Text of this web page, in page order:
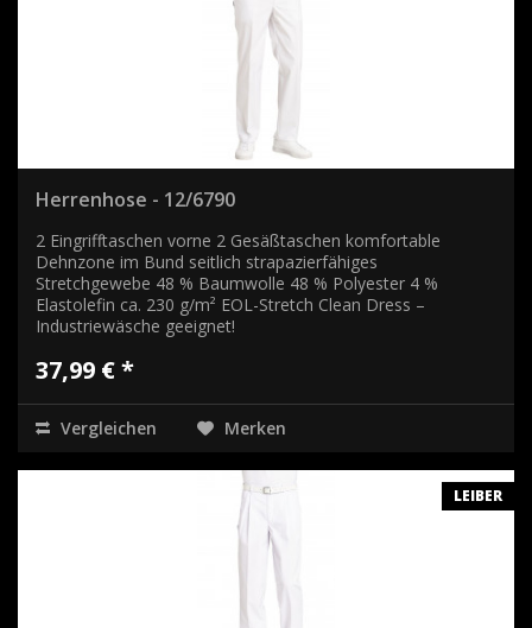
Herrenhose - 12/6790
2 Eingrifftaschen vorne 2 Gesäßtaschen komfortable
Dehnzone im Bund seitlich strapazierfähiges
Stretchgewebe 48 % Baumwolle 48 % Polyester 4 %
Elastolefin ca. 230 g/m² EOL-Stretch Clean Dress –
Industriewäsche geeignet!
37,99 € *
Vergleichen Merken
LEIBER